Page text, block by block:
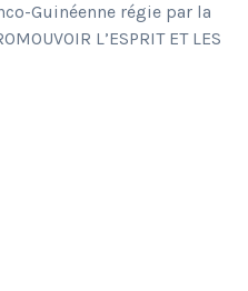
Guinéenne régie par la
L’ESPRIT ET LES